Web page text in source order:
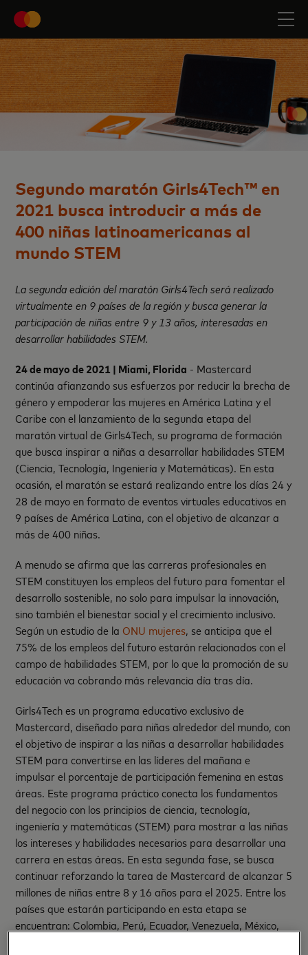
Segundo maratón Girls4Tech™ en
2021 busca introducir a más de
400 niñas latinoamericanas al
mundo STEM
La segunda edición del maratón Girls4Tech será realizado
virtualmente en 9 países de la región y busca generar la
participación de niñas entre 9 y 13 años, interesadas en
desarrollar habilidades STEM.
24 de mayo de 2021 | Miami, Florida - Mastercard
continúa afianzando sus esfuerzos por reducir la brecha de
género y empoderar las mujeres en América Latina y el
Caribe con el lanzamiento de la segunda etapa del
maratón virtual de Girls4Tech, su programa de formación
que busca inspirar a niñas a desarrollar habilidades STEM
(Ciencia, Tecnología, Ingeniería y Matemáticas). En esta
ocasión, el maratón se estará realizando entre los días 24 y
28 de mayo en formato de eventos virtuales educativos en
9 países de América Latina, con el objetivo de alcanzar a
más de 400 niñas.
A menudo se afirma que las carreras profesionales en
STEM constituyen los empleos del futuro para fomentar el
desarrollo sostenible, no solo para impulsar la innovación,
sino también el bienestar social y el crecimiento inclusivo.
Según un estudio de la ONU mujeres, se anticipa que el
75% de los empleos del futuro estarán relacionados con el
campo de habilidades STEM, por lo que la promoción de su
educación va cobrando más relevancia día tras día.
Girls4Tech es un programa educativo exclusivo de
Mastercard, diseñado para niñas alrededor del mundo, con
el objetivo de inspirar a las niñas a desarrollar habilidades
STEM para convertirse en las líderes del mañana e
impulsar el porcentaje de participación femenina en estas
áreas. Este programa práctico conecta los fundamentos
del negocio con los principios de ciencia, tecnología,
ingeniería y matemáticas (STEM) para mostrar a las niñas
los intereses y habilidades necesarios para desarrollar una
carrera en estas áreas. En esta segunda fase, se busca
continuar reforzando la tarea de Mastercard de alcanzar 5
millones de niñas entre 8 y 16 años para el 2025. Entre los
países que estarán participando en esta etapa se
encuentran: Colombia, Perú, Ecuador, Venezuela, México,